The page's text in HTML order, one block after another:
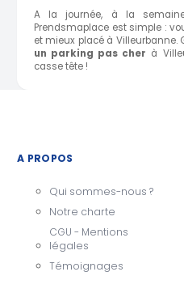
A la journée, à la
Prendsmaplace est simple :
et mieux placé à Villeurbanne.
un parking pas cher à
casse tête !
A PROPOS
Qui sommes-nous ?
Notre charte
CGU - Mentions
légales
Témoignages